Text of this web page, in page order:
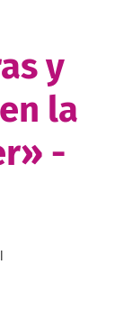
y
la
-